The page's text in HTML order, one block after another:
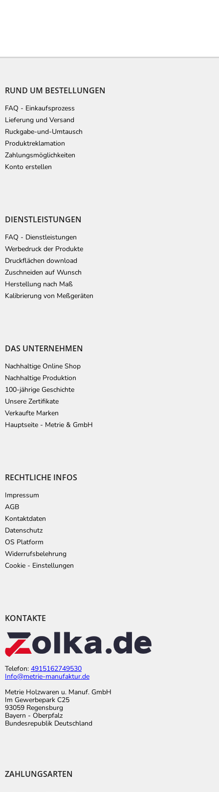
F
RUND UM BESTELLUNGEN
FAQ - Einkaufsprozess
Lieferung und Versand
Ruckgabe-und-Umtausch
Produktreklamation
Zahlungsmöglichkeiten
Konto erstellen
DIENSTLEISTUNGEN
FAQ - Dienstleistungen
Werbedruck der Produkte
Druckflächen download
Zuschneiden auf Wunsch
Herstellung nach Maß
Kalibrierung von Meßgeräten
DAS UNTERNEHMEN
Nachhaltige Online Shop
Nachhaltige Produktion
100-jährige Geschichte
Unsere Zertifikate
Verkaufte Marken
Hauptseite - Metrie & GmbH
RECHTLICHE INFOS
Impressum
AGB
Kontaktdaten
Datenschutz
OS Platform
Widerrufsbelehrung
Cookie - Einstellungen
KONTAKTE
Telefon: 4915162749530
Info@metrie-manufaktur.de
Metrie Holzwaren u. Manuf. GmbH
Im Gewerbepark C25
93059 Regensburg
Bayern - Oberpfalz
Bundesrepublik Deutschland
ZAHLUNGSARTEN